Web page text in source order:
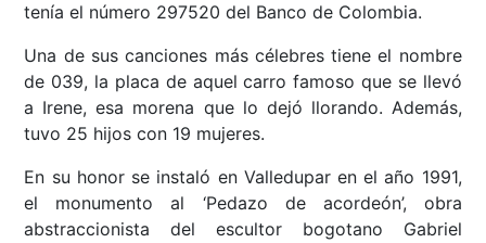
tenía el número 297520 del Banco de Colombia.
Una de sus canciones más célebres tiene el nombre
de 039, la placa de aquel carro famoso que se llevó
a Irene, esa morena que lo dejó llorando. Además,
tuvo 25 hijos con 19 mujeres.
En su honor se instaló en Valledupar en el año 1991,
el monumento al ‘Pedazo de acordeón’, obra
abstraccionista del escultor bogotano Gabriel